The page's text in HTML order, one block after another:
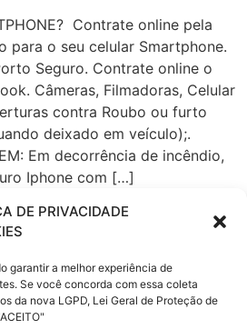
DE PRIVACIDADE
garantir a melhor experiência de
Se você concorda com essa coleta
da nova LGPD, Lei Geral de Proteção de
Contrate online pela
para o seu celular Smartphone.
Seguro. Contrate online o
Câmeras, Filmadoras, Celular
contra Roubo ou furto
deixado em veículo);.
Em decorrência de incêndio,
Iphone com […]
Saiba
smartphone e que informações
é importante pagar por esse